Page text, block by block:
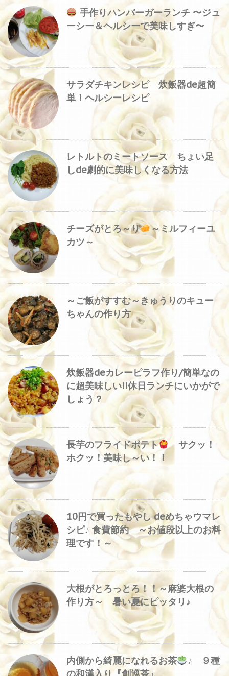
手作りハンバーガーランチ 〜ジュ
ーシー＆ヘルシーで美味しすぎ〜
サラダチキンレシピ 炊飯器de超簡
単！ヘルシーレシピ
レトルトのミートソース ちょい足
しde劇的に美味しくなる方法
チーズがとろ～り
～ミルフィーユ
カツ～
～ご飯がすすむ～きゅうりのキュー
ちゃんの作り方
炊飯器deカレーピラフ作り/簡単なの
に超美味しい!!休日ランチにいかがで
しょう？
長芋のフライドポテト
サクッ！
ホクッ！美味し～い！！
10円で買ったもやし deめちゃウマレ
シピ♪ 食費節約 ～お値段以上のお料
理です！～
大根がとろっとろ！！～麻婆大根の
作り方～ 暑い夏にピッタリ♪
内側から綺麗になれるお茶
♪ ９種